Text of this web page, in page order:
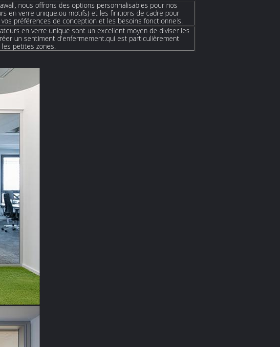
nous offrons des options personnalisables pour nos
en verre unique.ou motifs) et les finitions de cadre pour
préférences de conception et les besoins fonctionnels.
en verre unique sont un excellent moyen de diviser les
un sentiment d'enfermement.qui est particulièrement
petites zones.